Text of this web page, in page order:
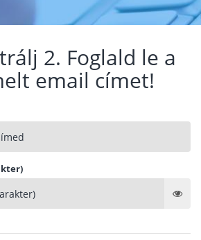
2. Foglald le a
email címet!